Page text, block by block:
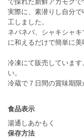
実際に、素潜りし自分
工しました。
ネバネバ、シャキシャ
に和えるだけで簡単に美
冷凍にて販売していま
い。
冷蔵で７日間の賞味期限
食品表示
湯通しあかもく
保存方法